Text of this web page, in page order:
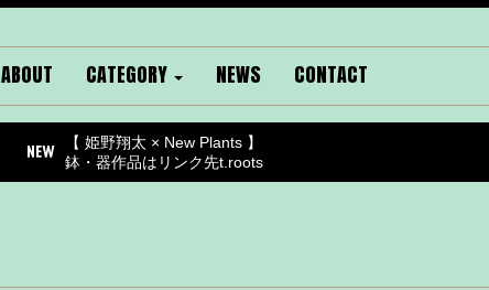
ABOUT CATEGORY NEWS CONTACT
【 姫野翔太 × New Plants 】
鉢・器作品はリンク先t.roots